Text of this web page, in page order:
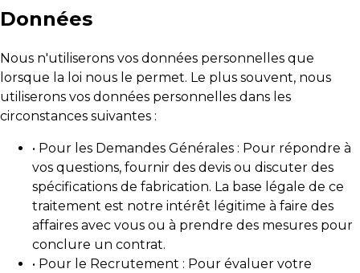
Données
Nous n'utiliserons vos données personnelles que
lorsque la loi nous le permet. Le plus souvent, nous
utiliserons vos données personnelles dans les
circonstances suivantes :
• Pour les Demandes Générales : Pour répondre à
vos questions, fournir des devis ou discuter des
spécifications de fabrication. La base légale de ce
traitement est notre intérêt légitime à faire des
affaires avec vous ou à prendre des mesures pour
conclure un contrat.
• Pour le Recrutement : Pour évaluer votre